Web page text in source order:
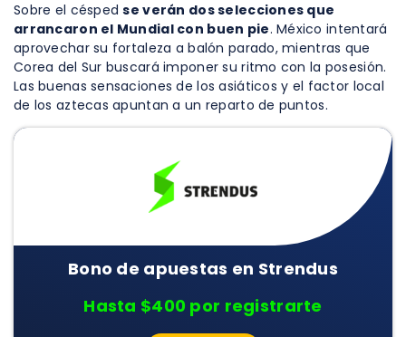
Sobre el céspedse verán dos selecciones que
arrancaron el Mundial con buen pie. México intentará
aprovechar su fortaleza a balón parado, mientras que
Corea del Sur buscará imponer su ritmo con la posesión.
Las buenas sensaciones de los asiáticos y el factor local
de los aztecas apuntan a un reparto de puntos.
Bono de apuestas en Strendus
Hasta $400 por registrarte